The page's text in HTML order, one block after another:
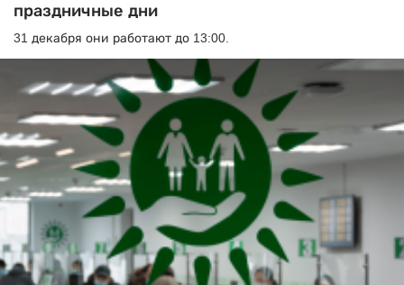
праздничные дни
31 декабря они работают до 13:00.